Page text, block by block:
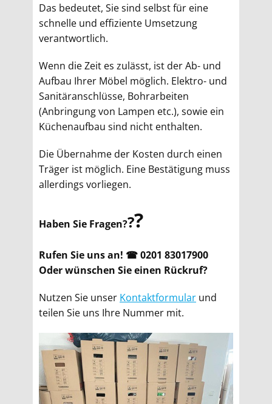
Das bedeutet, Sie sind selbst für eine
schnelle und effiziente Umsetzung
verantwortlich.
Wenn die Zeit es zulässt, ist der Ab- und
Aufbau Ihrer Möbel möglich. Elektro- und
Sanitäranschlüsse, Bohrarbeiten
(Anbringung von Lampen etc.), sowie ein
Küchenaufbau sind nicht enthalten.
Die Übernahme der Kosten durch einen
Träger ist möglich. Eine Bestätigung muss
allerdings vorliegen.
Haben Sie Fragen???
Rufen Sie uns an! ☎ 0201 83017900
Oder wünschen Sie einen Rückruf?
Nutzen Sie unser Kontaktformular und
teilen Sie uns Ihre Nummer mit.